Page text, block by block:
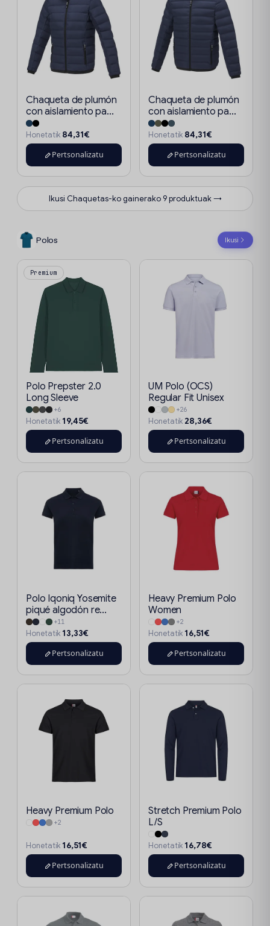
Chaqueta de plumón
con aislamiento pa...
Honetatik 84,31€
Pertsonalizatu
Chaqueta de plumón
con aislamiento pa...
Honetatik 84,31€
Pertsonalizatu
Ikusi Chaquetas-ko gainerako 9 produktuak →
Polos Ikusi
Premium
Polo Prepster 2.0
Long Sleeve
+6
Honetatik 19,45€
Pertsonalizatu
UM Polo (OCS)
Regular Fit Unisex
+26
Honetatik 28,36€
Pertsonalizatu
Polo Iqoniq Yosemite
piqué algodón re...
+11
Honetatik 13,33€
Pertsonalizatu
Heavy Premium Polo
Women
+2
Honetatik 16,51€
Pertsonalizatu
Heavy Premium Polo
+2
Honetatik 16,51€
Pertsonalizatu
Stretch Premium Polo
L/S
Honetatik 16,78€
Pertsonalizatu